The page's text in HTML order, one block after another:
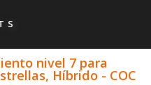
nivel 7 para
Híbrido - COC